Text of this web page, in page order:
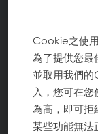
Cookie之使用
為了提供您最
並取用我們
入，您可在
為高，即可
某些功能無法